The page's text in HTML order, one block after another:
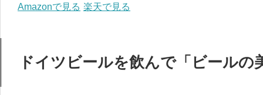
Amazonで見る 楽天で見る
ドイツビールを飲んで「ビールの